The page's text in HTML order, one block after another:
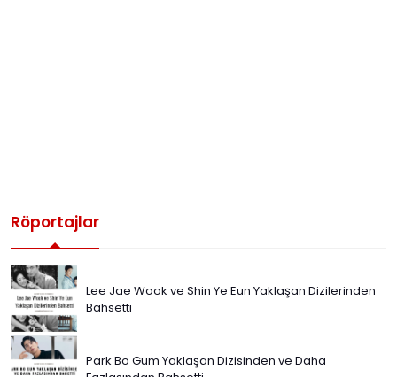
Röportajlar
Lee Jae Wook ve Shin Ye Eun Yaklaşan Dizilerinden
Bahsetti
Park Bo Gum Yaklaşan Dizisinden ve Daha